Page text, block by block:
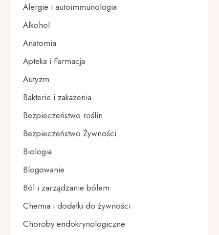
Alergie i autoimmunologia
Alkohol
Anatomia
Apteka i Farmacja
Autyzm
Bakterie i zakażenia
Bezpieczeństwo roślin
Bezpieczeństwo Żywności
Biologia
Blogowanie
Ból i zarządzanie bólem
Chemia i dodatki do żywności
Choroby endokrynologiczne